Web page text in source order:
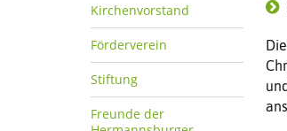
Kirchenvorstand
Förderverein
Stiftung
Freunde der